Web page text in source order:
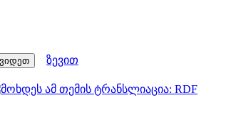
ზევით